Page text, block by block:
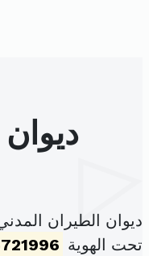
ديوان الطيران
تحت الهوية